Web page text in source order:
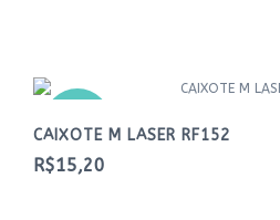
CAIXOTE M LASER RF152
R$15,20